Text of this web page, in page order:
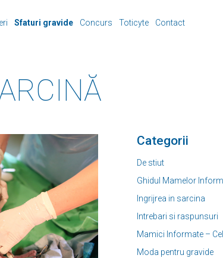
Sfaturi gravide Concurs Toticyte Contact
Categorii
De stiut
Ghidul Mamelor
Ingrijrea in sarcina
Intrebari si raspunsuri
Mamici Informate –
Moda pentru gravide